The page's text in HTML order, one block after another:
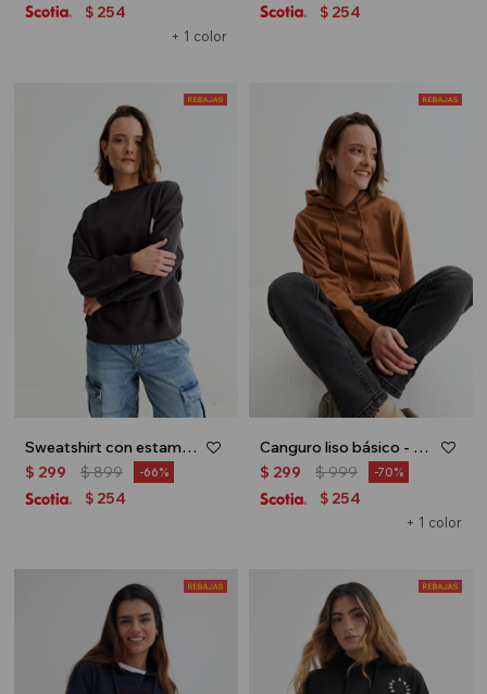
+ 1 color
$ 254 $ 254
Sweatshirt con estampa en espalda - Gris oscuro
$ 299 $899 66
$ 254
Canguro liso básico - Tostado
+ 1 color
$ 299 $999 70
$ 254